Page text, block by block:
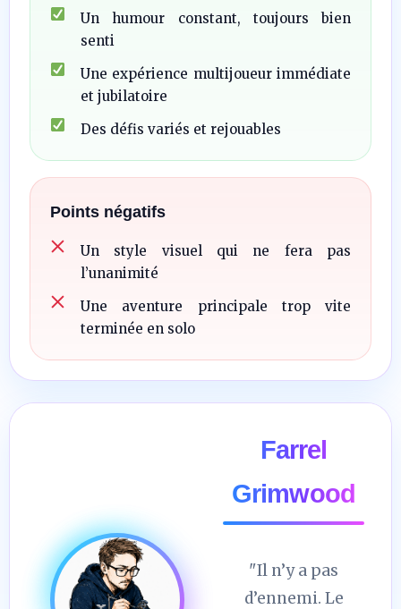
Un humour constant, toujours bien
senti
Une expérience multijoueur immédiate
et jubilatoire
Des défis variés et rejouables
Points négatifs
Un style visuel qui ne fera pas
l’unanimité
Une aventure principale trop vite
terminée en solo
Farrel
Grimwood
"Il n’y a pas
d’ennemi. Le